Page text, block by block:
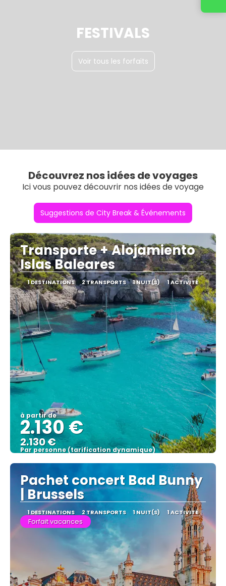
FESTIVALS
Voir tous les forfaits
Découvrez nos idées de voyages
Ici vous pouvez découvrir nos idées de voyage
Suggestions de City Break & Événements
Transporte + Alojamiento
Islas Baleares
1 DESTINATIONS 2 TRANSPORTS 1 NUIT(S) 1 ACTIVITÉ
à partir de
2.130 €
2.130 €
Par personne (tarification dynamique)
Afficher
Pachet concert Bad Bunny
| Brussels
1 DESTINATIONS 2 TRANSPORTS 1 NUIT(S) 1 ACTIVITÉ
Forfait vacances